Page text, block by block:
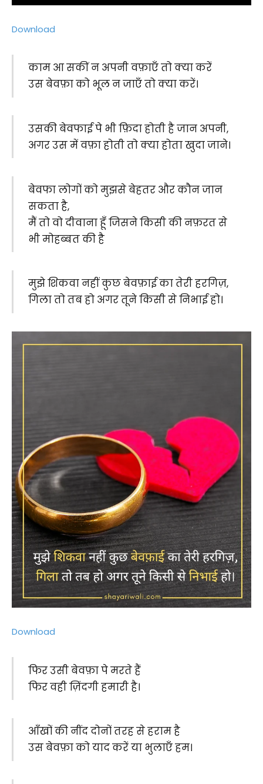
Download
काम आ सकीं न अपनी वफ़ाएँ तो क्या करें
उस बेवफ़ा को भूल न जाएँ तो क्या करें।
उसकी बेवफाई पे भी फ़िदा होती है जान अपनी,
अगर उस में वफ़ा होती तो क्या होता खुदा जाने।
बेवफा लोगों को मुझसे बेहतर और कौन जान
सकता है,
मैं तो वो दीवाना हूँ जिसने किसी की नफ़रत से
भी मोहब्बत की है
मुझे शिकवा नहीं कुछ बेवफ़ाई का तेरी हरगिज़,
गिला तो तब हो अगर तूने किसी से निभाई हो।
Download
फिर उसी बेवफ़ा पे मरते हैं
फिर वही ज़िंदगी हमारी है।
आँखों की नींद दोनों तरह से हराम है
उस बेवफ़ा को याद करें या भुलाएँ हम।